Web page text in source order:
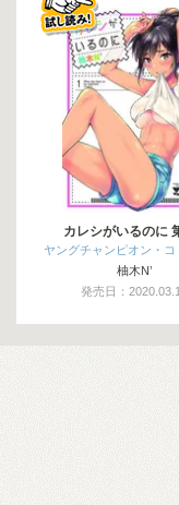
カレシがいるのに
ヤングチャンピオン・コ
柚木N’
発売日：